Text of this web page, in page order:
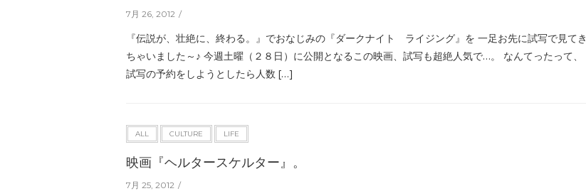
7月 26, 2012
『伝説が、壮絶に、終わる。』でおなじみの『ダークナイト ライジング』を 一足お先に試写で見てき
ちゃいました～♪ 今週土曜（２８日）に公開となるこの映画、試写も超絶人気で…。 なんてったって、
試写の予約をしようとしたら人数 […]
ALL CULTURE LIFE
映画『ヘルタースケルター』。
7月 25, 2012